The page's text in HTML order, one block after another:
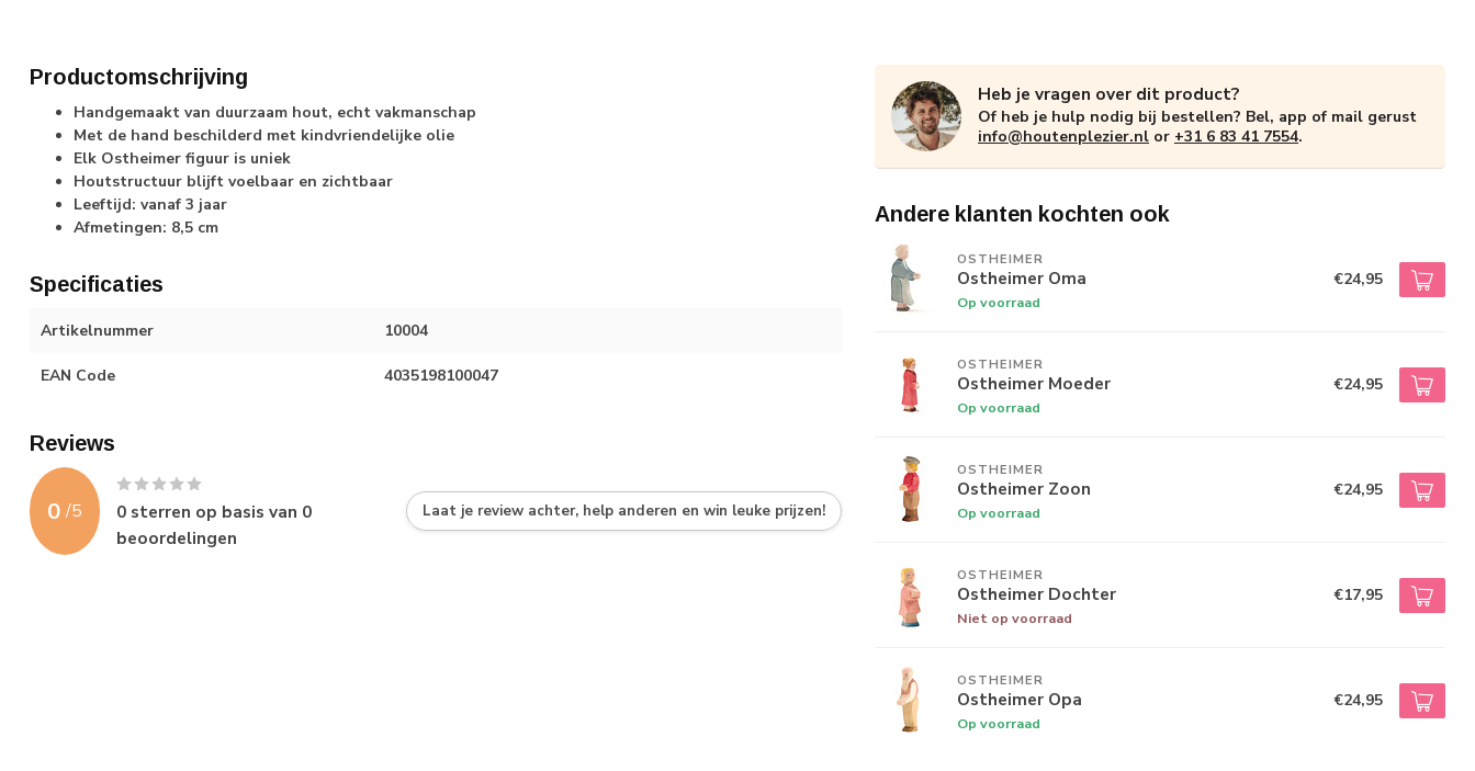
Productomschrijving
Handgemaakt van duurzaam hout, echt vakmanschap
Met de hand beschilderd met kindvriendelijke olie
Elk Ostheimer figuur is uniek
Houtstructuur blijft voelbaar en zichtbaar
Leeftijd: vanaf 3 jaar
Afmetingen: 8,5 cm
Specificaties
Artikelnummer 10004
EAN Code 4035198100047
Reviews
0 /5 0 sterren op basis van 0
beoordelingen
Laat je review achter, help anderen en win leuke prijzen!
Heb je vragen over dit product?
Of heb je hulp nodig bij bestellen? Bel, app of mail gerust
info@houtenplezier.nl or +31 6 83 41 7554.
Andere klanten kochten ook
OSTHEIMER
Ostheimer Oma
Op voorraad
€24,95
OSTHEIMER
Ostheimer Moeder
Op voorraad
€24,95
OSTHEIMER
Ostheimer Zoon
Op voorraad
€24,95
OSTHEIMER
Ostheimer Dochter
Niet op voorraad
€17,95
OSTHEIMER
Ostheimer Opa
Op voorraad
€24,95